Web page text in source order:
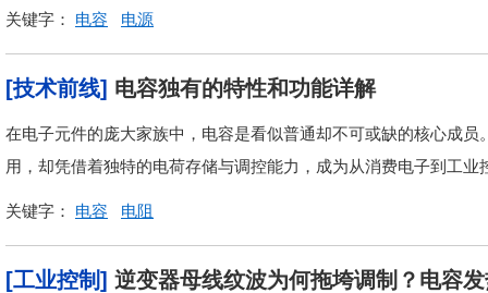
关键字： 电容 电源
[技术前线] 电容独有的特性和功能详解
在电子元件的庞大家族中，电容是看似普通却不可或缺的核心成
用，却凭借着独特的电荷存储与调控能力，成为从消费电子到工
关键字： 电容 电阻
[工业控制] 逆变器母线纹波为何拖垮调制？电容